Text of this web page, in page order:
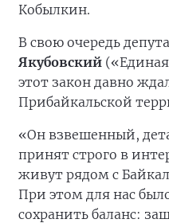
Кобылкин.
В свою очередь
Якубовский
этот закон давно
Прибайкальской
«Он взвешенный,
принят строго в
живут рядом с
При этом для нас
сохранить баланс: